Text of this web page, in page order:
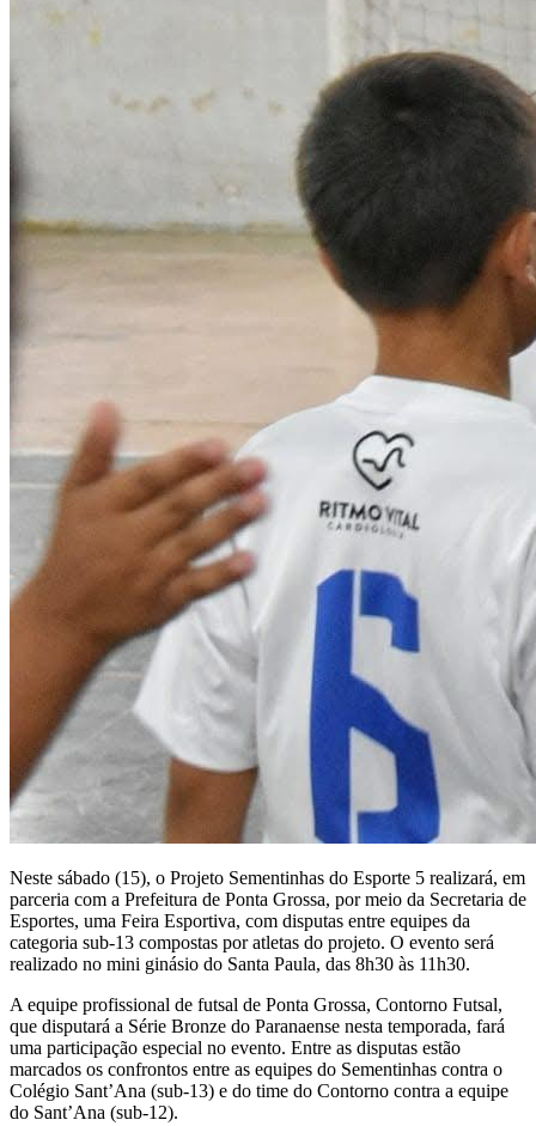
Neste sábado (15), o Projeto Sementinhas do Esporte 5 realizará, em
parceria com a Prefeitura de Ponta Grossa, por meio da Secretaria de
Esportes, uma Feira Esportiva, com disputas entre equipes da
categoria sub-13 compostas por atletas do projeto. O evento será
realizado no mini ginásio do Santa Paula, das 8h30 às 11h30.
A equipe profissional de futsal de Ponta Grossa, Contorno Futsal,
que disputará a Série Bronze do Paranaense nesta temporada, fará
uma participação especial no evento. Entre as disputas estão
marcados os confrontos entre as equipes do Sementinhas contra o
Colégio Sant’Ana (sub-13) e do time do Contorno contra a equipe
do Sant’Ana (sub-12).